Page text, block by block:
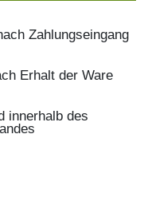
Zahlungseingang
Erhalt der Ware
innerhalb des